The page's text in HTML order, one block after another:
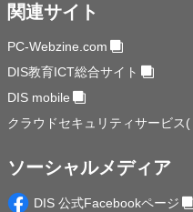
関連サイト
PC-Webzine.com
DIS教育ICT総合サイト
DIS mobile
クラウドセキュリティサービス
ソーシャルメディア
DIS 公式Facebookページ